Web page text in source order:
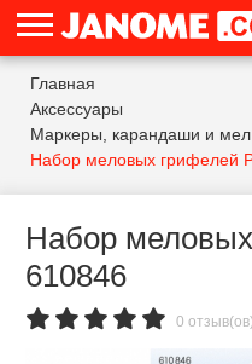
Главная
Аксессуары
Маркеры, карандаши и мел
Набор меловых грифелей
Набор
610846
0 отзыв(ов)